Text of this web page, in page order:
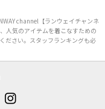
channel【ランウェイチャンネ
人気のアイテムを着こなすための
ださい。スタッフランキングも必